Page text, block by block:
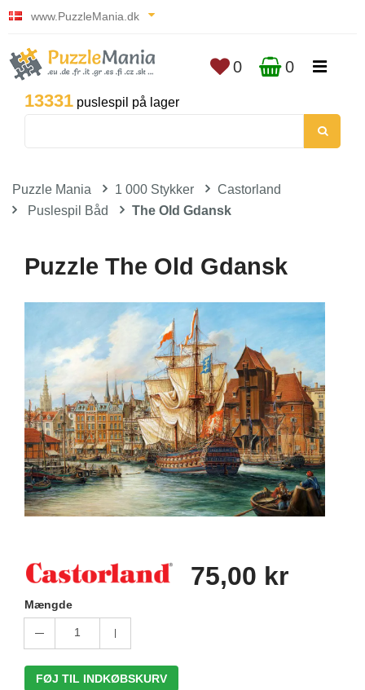
www.PuzzleMania.dk
13331 puslespil på lager
0 0
Puzzle Mania 1 000 Stykker
Castorland
Puslespil Båd
The Old Gdansk
Puzzle The Old Gdansk
75,00 kr
Mængde
1
FØJ TIL INDKØBSKURV